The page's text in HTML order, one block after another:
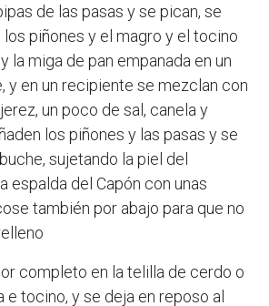
de las pasas y se pican, se
piñones y el magro y el tocino
la miga de pan empanada en un
y en un recipiente se mezclan con
un poco de sal, canela y
los piñones y las pasas y se
sujetando la piel del
espalda del Capón con unas
también por abajo para que no
completo en la telilla de cerdo o
e tocino, y se deja en reposo al